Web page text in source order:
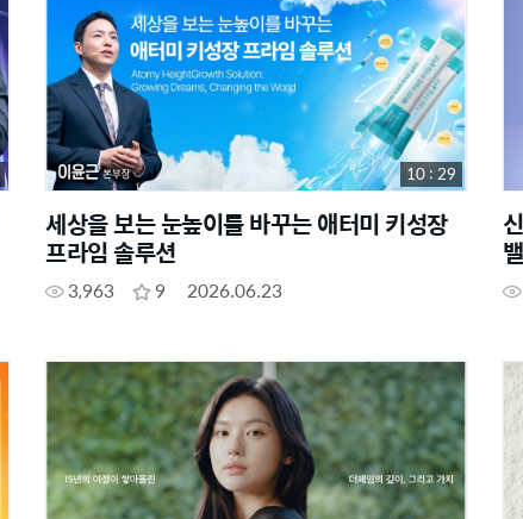
세상을 보는 눈높이를 바꾸는 애터미 키성장
프라임 솔루션
3,963 9 2026.06.23
10 : 29